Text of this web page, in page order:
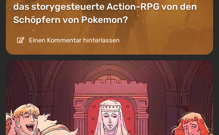
das storygesteuerte Action-RPG von den
Schöpfern von Pokemon?
Einen Kommentar hinterlassen